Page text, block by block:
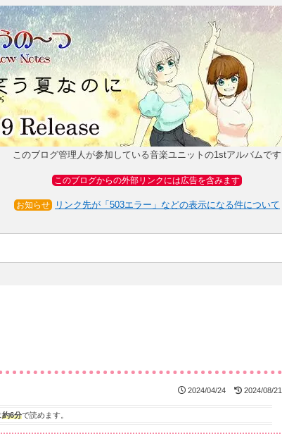
このブログ管理人が参加している音楽ユニットの1stアルバムです
このブログからの外部リンクには広告を含みます
お知らせ リンク先が「503エラー」などの表示になる件について
2024/04/24 2024/08/21
約6分で読めます。